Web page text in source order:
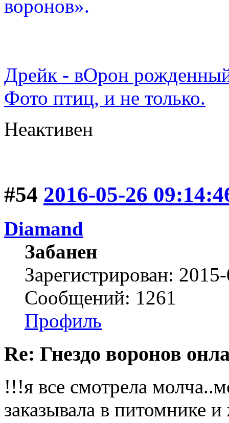
воронов».
Дрейк - вОрон
Фото птиц, и не только.
Неактивен
#54 2016-05-26
Diamand
Забанен
Зарегистрирован:
Сообщений: 1261
Профиль
Re: Гнездо воронов
!!!я все смотрела
заказывала в питомнике